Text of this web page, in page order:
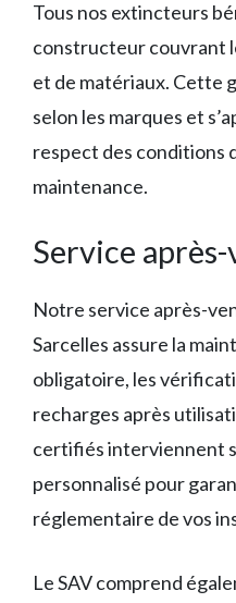
Tous nos extincteurs
constructeur couvrant
et de matériaux. Cette
selon les marques et
respect des conditions
maintenance.
Service
Notre service après-
Sarcelles assure la
obligatoire, les
recharges après
certifiés interviennent
personnalisé pour
réglementaire de vos
Le SAV comprend